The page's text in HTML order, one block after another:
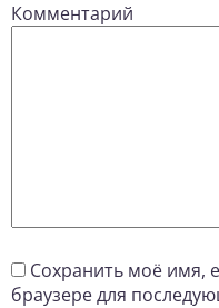
Комментарий
Сохранить моё имя,
браузере для